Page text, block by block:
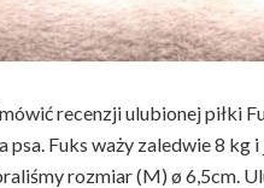
recenzji ulubionej piłki
psa. Fuks waży zaledwie 8
rozmiar (M) ø 6,5cm.